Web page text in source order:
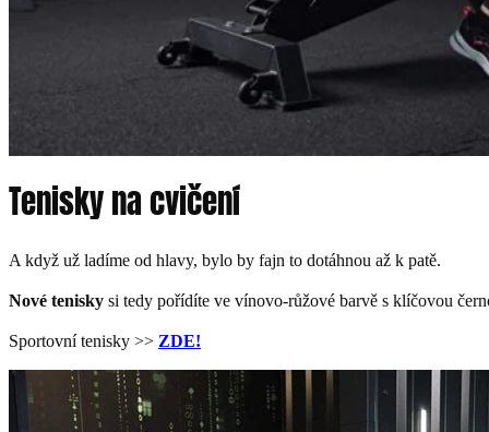
Tenisky na cvičení
A když už ladíme od hlavy, bylo by fajn to dotáhnou až k patě.
Nové tenisky si tedy pořídíte ve vínovo-růžové barvě s klíčovou
Sportovní tenisky >> ZDE!